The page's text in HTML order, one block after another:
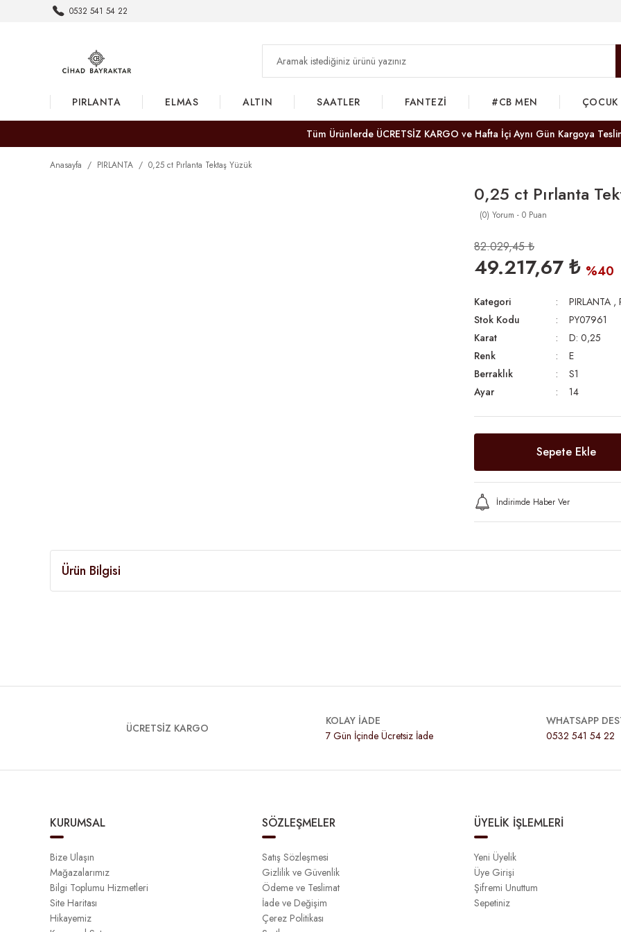
0532 541 54 22
PIRLANTA ELMAS ALTIN SAATLER FANTEZİ #CB MEN ÇOCUK
Tüm Ürünlerde ÜCRETSİZ KARGO ve Hafta İçi Aynı Gün Kargoya
Anasayfa PIRLANTA 0,25 ct Pırlanta Tektaş Yüzük
0,25 ct Pırlanta
(0) Yorum - 0 Puan
82.029,45 ₺
49.217,67 ₺ %40
Kategori PIRLANTA ,
Stok Kodu
PY07961
Karat
D: 0,25
Renk
E
Berraklık
S1
Ayar
14
Sepete Ekle
İndirimde Haber Ver
Ürün Bilgisi
ÜCRETSİZ KARGO
KOLAY İADE
7 Gün İçinde Ücretsiz İade
WHATSAPP
0532 541 54 22
KURUMSAL
Bize Ulaşın
Mağazalarımız
Bilgi Toplumu Hizmetleri
Site Haritası
Hikayemiz
SÖZLEŞMELER
Satış Sözleşmesi
Gizlilik ve Güvenlik
Ödeme ve Teslimat
İade ve Değişim
Çerez Politikası
ÜYELİK İŞLEMLERİ
Yeni Üyelik
Üye Girişi
Şifremi Unuttum
Sepetiniz